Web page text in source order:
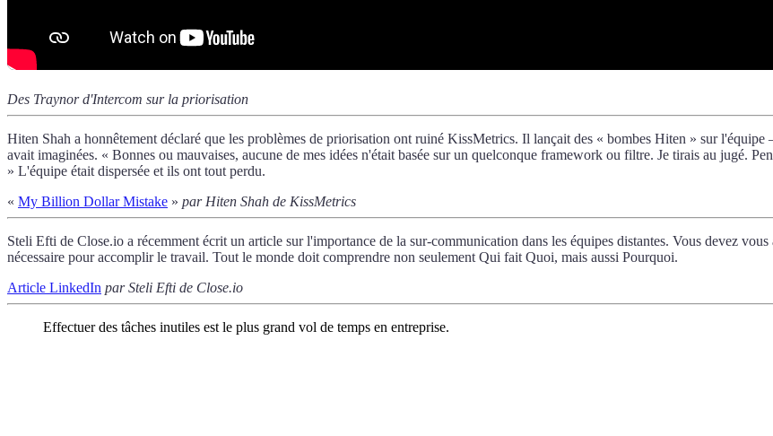
Des Traynor d'Intercom sur la priorisation
Hiten Shah a honnêtement déclaré que les problèmes de priorisation ont ruiné KissMetrics. Il lançait des « bombes Hiten » sur
avait imaginées. « Bonnes ou mauvaises, aucune de mes idées n'était basée sur un quelconque framework ou filtre. Je tirais au jugé.
» L'équipe était dispersée et ils ont tout perdu.
« My Billion Dollar Mistake » par Hiten Shah de KissMetrics
Steli Efti de Close.io a récemment écrit un article sur l'importance de la sur-communication dans les équipes distantes. Vous devez
nécessaire pour accomplir le travail. Tout le monde doit comprendre non seulement Qui fait Quoi, mais aussi Pourquoi.
Article LinkedIn par Steli Efti de Close.io
Effectuer des tâches inutiles est le plus grand vol de temps en entreprise.